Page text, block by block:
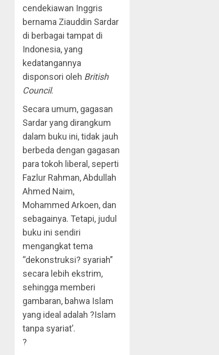
cendekiawan Inggris
bernama Ziauddin Sardar
di berbagai tampat di
Indonesia, yang
kedatangannya
disponsori oleh British
Council.
Secara umum, gagasan
Sardar yang dirangkum
dalam buku ini, tidak jauh
berbeda dengan gagasan
para tokoh liberal, seperti
Fazlur Rahman, Abdullah
Ahmed Naim,
Mohammed Arkoen, dan
sebagainya. Tetapi, judul
buku ini sendiri
mengangkat tema
“dekonstruksi? syariah”
secara lebih ekstrim,
sehingga memberi
gambaran, bahwa Islam
yang ideal adalah ?Islam
tanpa syariat’.
?